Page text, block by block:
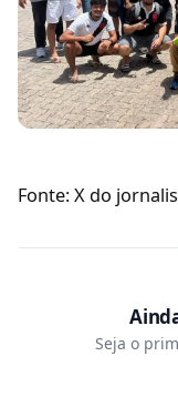
Fonte: X do
Seja o